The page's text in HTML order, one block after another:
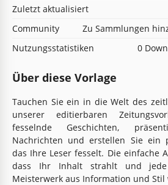
Zuletzt aktualisiert
Community
Zu Sammlungen
Nutzungsstatistiken
0
Über diese Vorlage
Tauchen Sie ein in die Welt des
unserer editierbaren
fesselnde Geschichten,
Nachrichten und erstellen Sie ein
das Ihre Leser fesselt. Die einfache
dass Ihr Inhalt strahlt und
Meisterwerk aus Information und Stil